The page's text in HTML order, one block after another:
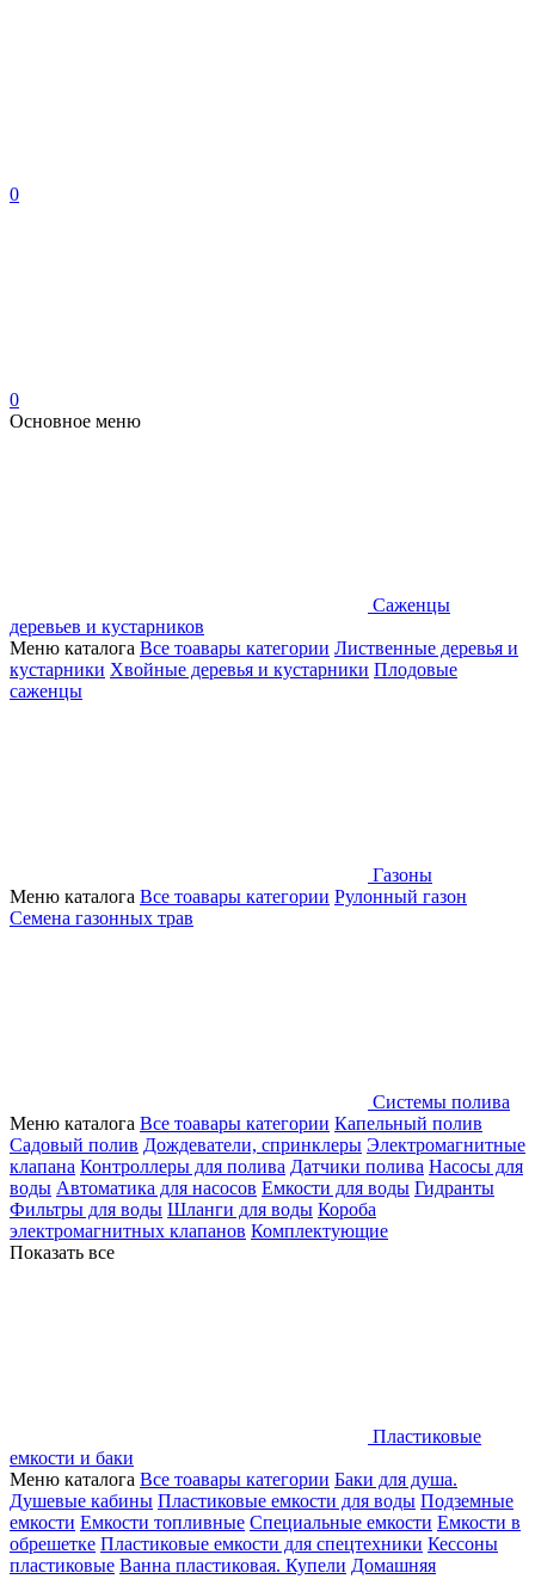
0
0
Основное меню
Саженцы
деревьев и кустарников
Меню каталога Все тоавары категории Лиственные деревья и
кустарники Хвойные деревья и кустарники Плодовые
саженцы
Газоны
Меню каталога Все тоавары категории Рулонный газон
Семена газонных трав
Системы полива
Меню каталога Все тоавары категории Капельный полив
Садовый полив Дождеватели, спринклеры Электромагнитные
клапана Контроллеры для полива Датчики полива Насосы для
воды Автоматика для насосов Емкости для воды Гидранты
Фильтры для воды Шланги для воды Короба
электромагнитных клапанов Комплектующие
Показать все
Пластиковые
емкости и баки
Меню каталога Все тоавары категории Баки для душа.
Душевые кабины Пластиковые емкости для воды Подземные
емкости Емкости топливные Специальные емкости Емкости в
обрешетке Пластиковые емкости для спецтехники Кессоны
пластиковые Ванна пластиковая. Купели Домашняя